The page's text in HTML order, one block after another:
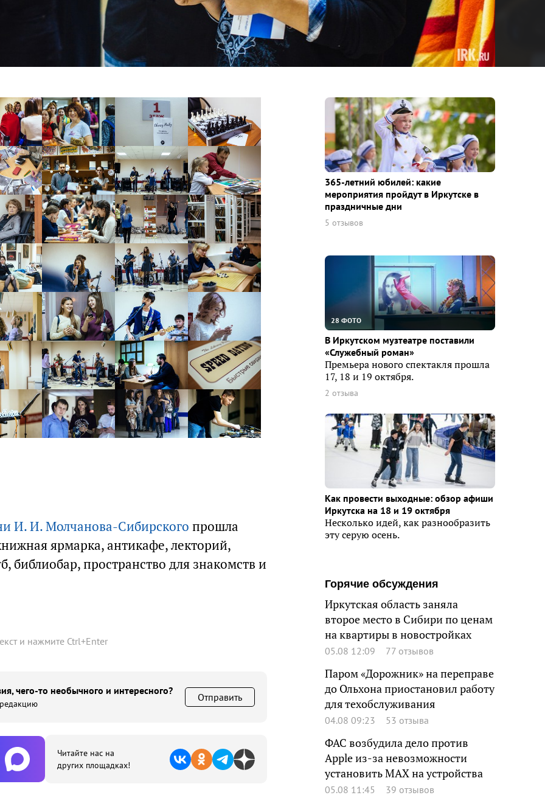
И. И. Молчанова-Сибирского прошла
ярмарка, антикафе, лекторий,
библиобар, пространство для знакомств и
и нажмите Ctrl+Enter
чего-то необычного и интересного?
Отправить
Читайте нас на
других площадках!
365-летний юбилей: какие
мероприятия пройдут в Иркутске в
праздничные дни
5 отзывов
28 ФОТО
В Иркутском музтеатре поставили
«Служебный роман»
Премьера нового спектакля прошла
17, 18 и 19 октября.
2 отзыва
Как провести выходные: обзор афиши
Иркутска на 18 и 19 октября
Несколько идей, как разнообразить
эту серую осень.
Горячие обсуждения
Иркутская область заняла
второе место в Сибири по ценам
на квартиры в новостройках
05.08 12:09 77 отзывов
Паром «Дорожник» на переправе
до Ольхона приостановил работу
для техобслуживания
04.08 09:23 53 отзыва
ФАС возбудила дело против
Apple из-за невозможности
установить MAX на устройства
05.08 11:45 39 отзывов